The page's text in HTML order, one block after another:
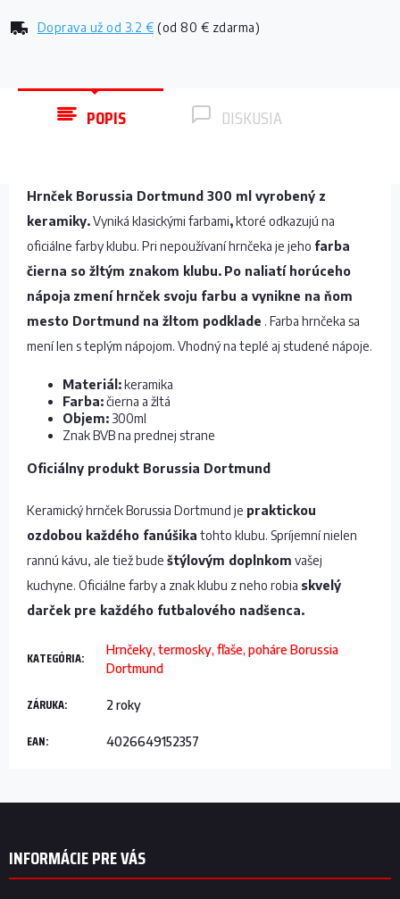
Doprava už od 3.2 € (od 80 € zdarma)
POPIS DISKUSIA
Hrnček Borussia Dortmund 300 ml vyrobený z
keramiky.Vyniká klasickými farbami,ktoré odkazujú na
oficiálne farby klubu. Pri nepoužívaní hrnčeka je jeho farba
čierna so žltým znakom klubu. Po naliatí horúceho
nápoja zmení hrnček svoju farbu a vynikne na ňom
mesto Dortmund na žltom podklade . Farba hrnčeka sa
mení len s teplým nápojom. Vhodný na teplé aj studené nápoje.
Materiál:keramika
Farba:čierna a žltá
Objem: 300ml
Znak BVB na prednej strane
Oficiálny produkt Borussia Dortmund
Keramický hrnček Borussia Dortmund je praktickou
ozdobou každého fanúšika tohto klubu. Spríjemní nielen
rannú kávu, ale tiež bude štýlovým doplnkom vašej
kuchyne. Oficiálne farby a znak klubu z neho robia skvelý
darček pre každého futbalového nadšenca.
KATEGÓRIA:
Hrnčeky, termosky, fľaše, poháre Borussia
Dortmund
ZÁRUKA: 2 roky
EAN: 4026649152357
Z
INFORMÁCIE PRE VÁS